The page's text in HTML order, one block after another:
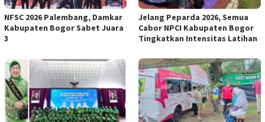
NFSC 2026 Palembang, Damkar
Kabupaten Bogor Sabet Juara
3
Jelang Peparda 2026, Semua
Cabor NPCI Kabupaten Bogor
Tingkatkan Intensitas Latihan